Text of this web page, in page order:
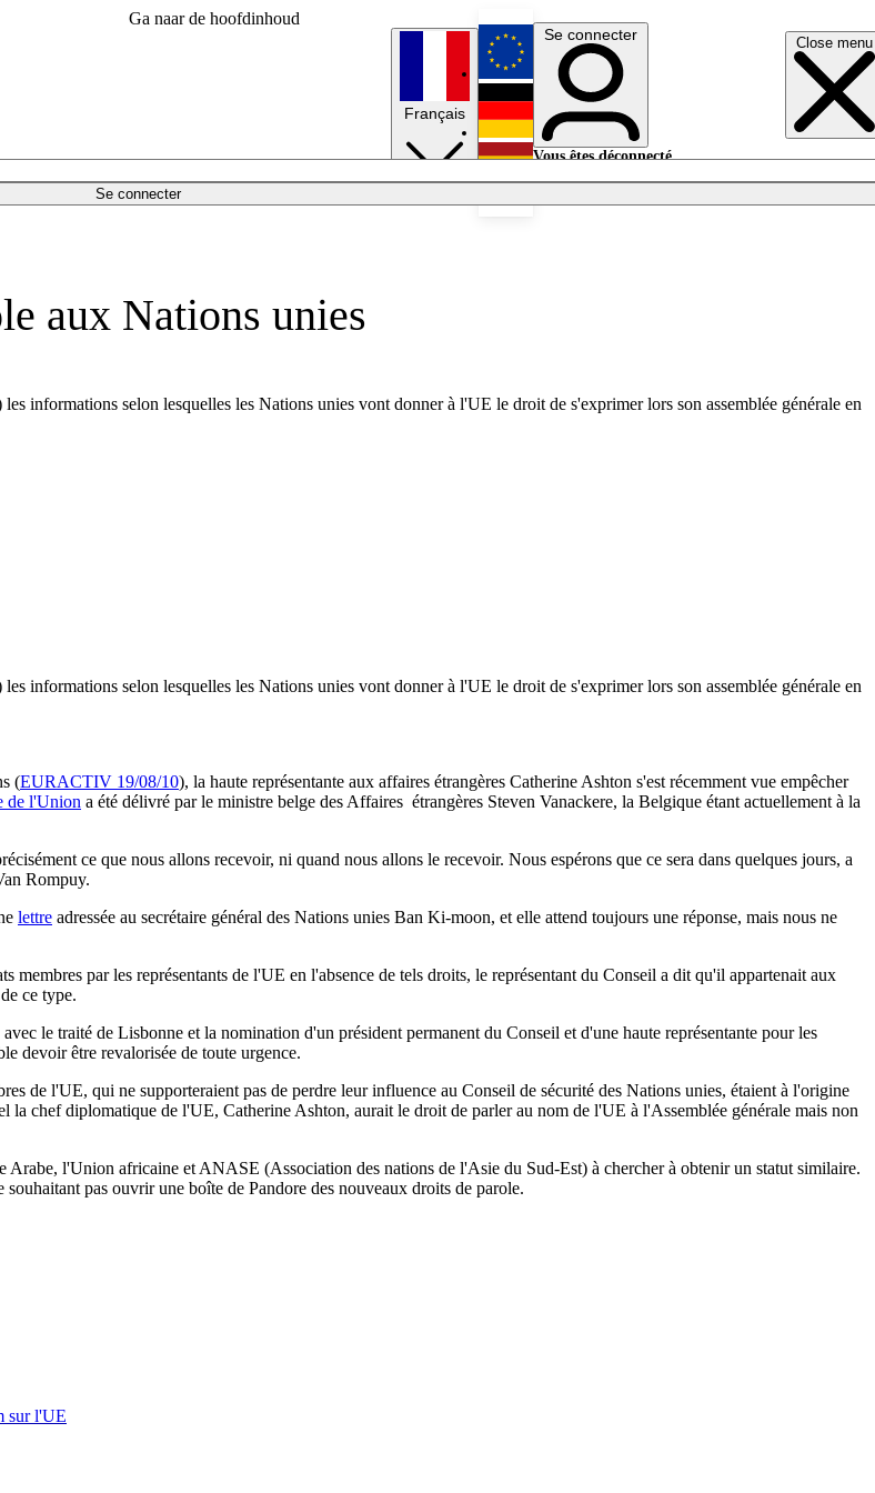
Ga naar de hoofdinhoud
Close menu
Se connecter
Français
English
Deutsch
Se connecter
Vous êtes déconnecté.
aux Nations unies
informations selon lesquelles les Nations unies vont donner à l'UE le droit de s'exprimer lors son assemblée générale en
informations selon lesquelles les Nations unies vont donner à l'UE le droit de s'exprimer lors son assemblée générale en
(EURACTIV 19/08/10), la haute représentante aux affaires étrangères Catherine Ashton s'est récemment vue empêcher
de l'Union a été délivré par le ministre belge des Affaires étrangères Steven Vanackere, la Belgique étant actuellement à la
ce que nous allons recevoir, ni quand nous allons le recevoir. Nous espérons que ce sera dans quelques jours, a
Rompuy.
lettre adressée au secrétaire général des Nations unies Ban Ki-moon, et elle attend toujours une réponse, mais nous ne
par les représentants de l'UE en l'absence de tels droits, le représentant du Conseil a dit qu'il appartenait aux
ce type.
le traité de Lisbonne et la nomination d'un président permanent du Conseil et d'une haute représentante pour les
devoir être revalorisée de toute urgence.
de l'UE, qui ne supporteraient pas de perdre leur influence au Conseil de sécurité des Nations unies, étaient à l'origine
la chef diplomatique de l'UE, Catherine Ashton, aurait le droit de parler au nom de l'UE à l'Assemblée générale mais non
l'Union africaine et ANASE (Association des nations de l'Asie du Sud-Est) à chercher à obtenir un statut similaire.
pas ouvrir une boîte de Pandore des nouveaux droits de parole.
sur l'UE